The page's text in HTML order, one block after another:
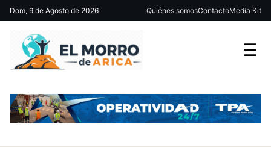
Dom, 9 de Agosto de 2026 Quiénes somosContactoMedia Kit
☰